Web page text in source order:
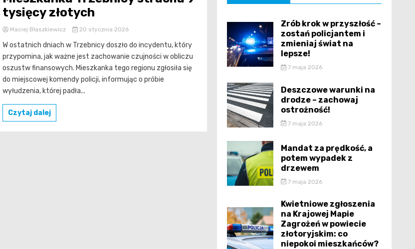
tysięcy złotych
Maciej Błaszkiewicz 20 stycznia 2026
W ostatnich dniach w Trzebnicy doszło do incydentu, który
przypomina, jak ważne jest zachowanie czujności w obliczu
oszustw finansowych. Mieszkanka tego regionu zgłosiła się
do miejscowej komendy policji, informując o próbie
wyłudzenia, której padła...
Czytaj dalej
Zrób krok w przyszłość –
zostań policjantem i
zmieniaj świat na
lepsze!
7 maja 2026
Deszczowe warunki na
drodze – zachowaj
ostrożność!
7 maja 2026
Mandat za prędkość, a
potem wypadek z
drzewem
7 maja 2026
Kwietniowe zgłoszenia
na Krajowej Mapie
Zagrożeń w powiecie
złotoryjskim: co
niepokoi mieszkańców?